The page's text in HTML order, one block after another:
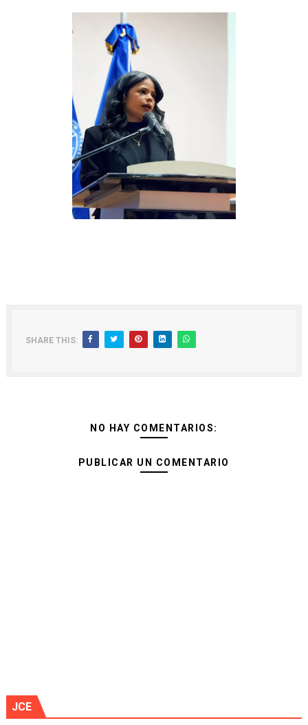
SHARE THIS:
NO HAY COMENTARIOS:
PUBLICAR UN COMENTARIO
JCE